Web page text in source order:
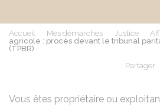
Accueil Mes démarches Justice
agricole : procès devant le tribunal
(TPBR)
Partager
Vous êtes propriétaire ou